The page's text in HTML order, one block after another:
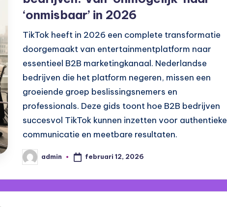
‘onmisbaar’ in 2026
TikTok heeft in 2026 een complete transformatie
doorgemaakt van entertainmentplatform naar
essentieel B2B marketingkanaal. Nederlandse
bedrijven die het platform negeren, missen een
groeiende groep beslissingsnemers en
professionals. Deze gids toont hoe B2B bedrijven
succesvol TikTok kunnen inzetten voor authentieke
communicatie en meetbare resultaten.
Geplaatst
door
admin februari 12, 2026